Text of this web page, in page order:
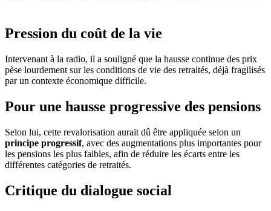
Pression du coût de la vie
Intervenant à la radio, il a souligné que la hausse continue des prix
pèse lourdement sur les conditions de vie des retraités, déjà fragilisés
par un contexte économique difficile.
Pour une hausse progressive des pensions
Selon lui, cette revalorisation aurait dû être appliquée selon un
principe progressif, avec des augmentations plus importantes pour
les pensions les plus faibles, afin de réduire les écarts entre les
différentes catégories de retraités.
Critique du dialogue social